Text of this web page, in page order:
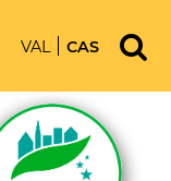
VAL CAS